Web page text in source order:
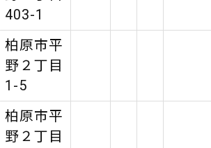
403-1
柏原市平
野２丁目
1-5
柏原市平
野２丁目